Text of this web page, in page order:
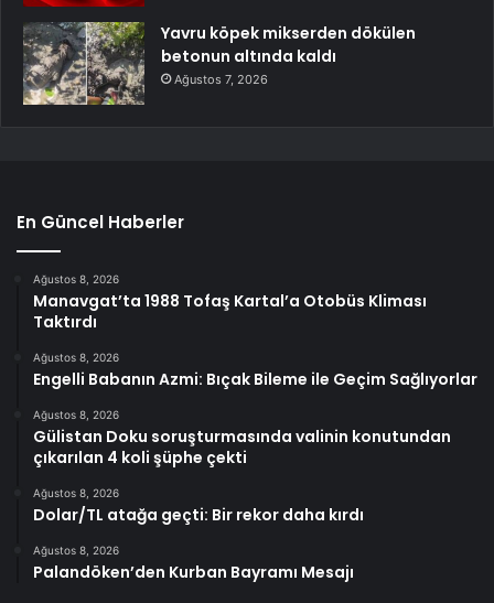
Yavru köpek mikserden dökülen
betonun altında kaldı
Ağustos 7, 2026
En Güncel Haberler
Ağustos 8, 2026
Manavgat’ta 1988 Tofaş Kartal’a Otobüs Kliması
Taktırdı
Ağustos 8, 2026
Engelli Babanın Azmi: Bıçak Bileme ile Geçim Sağlıyorlar
Ağustos 8, 2026
Gülistan Doku soruşturmasında valinin konutundan
çıkarılan 4 koli şüphe çekti
Ağustos 8, 2026
Dolar/TL atağa geçti: Bir rekor daha kırdı
Ağustos 8, 2026
Palandöken’den Kurban Bayramı Mesajı